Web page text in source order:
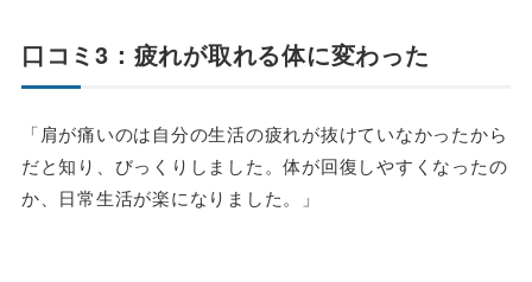
口コミ3：疲れが取れる体に変わった
「肩が痛いのは自分の生活の疲れが抜けていなかったから
だと知り、びっくりしました。体が回復しやすくなったの
か、日常生活が楽になりました。」